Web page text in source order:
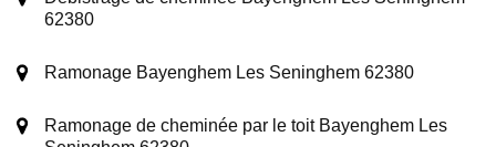
62380
Ramonage Bayenghem Les Seninghem 62380
Ramonage de cheminée par le toit Bayenghem Les